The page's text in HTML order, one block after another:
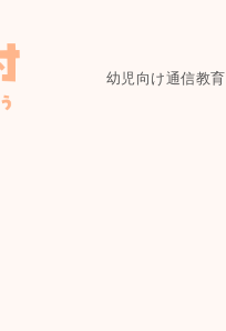
幼児向け通信教育